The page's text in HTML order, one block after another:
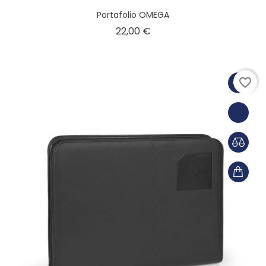
Portafolio OMEGA
22,00 €Precio
favorite_border